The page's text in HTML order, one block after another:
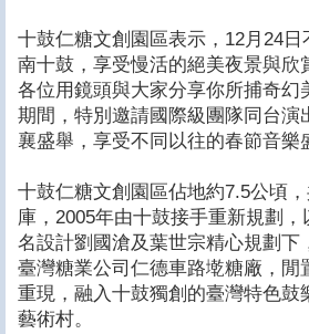
十鼓仁糖文創園區表示，12月24
南十鼓，享受慢活的絕美夜景與
各位用鏡頭與大家分享你所捕奇
期間，特別邀請國際級團隊同台
襄盛舉，享受不同以往的春節音樂
十鼓仁糖文創園區佔地約7.5公頃
庫，2005年由十鼓接手重新規劃
名設計劉國滄及葉世宗精心規劃
臺灣糖業公司仁德車路墘糖廠，
重現，融入十鼓獨創的臺灣特色
藝術村。